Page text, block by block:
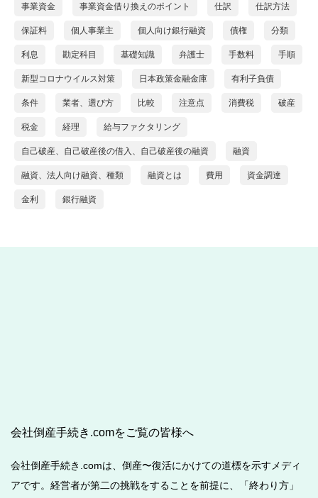
事業資金 事業資金借り換えのポイント 仕訳 仕訳方法
保証料 個人事業主 個人向け銀行融資 債権 分類
利息 勘定科目 基礎知識 弁護士 手数料 手順
新型コロナウイルス対策 日本政策金融金庫 有利子負債
条件 業者、選び方 比較 注意点 消費税 破産
税金 経理 給与ファクタリング
自己破産、自己破産後の借入、自己破産後の融資 融資
融資、法人向け融資、種類 融資とは 費用 資金調達
金利 銀行融資
会社倒産手続き.comをご覧の皆様へ
会社倒産手続き.comは、倒産〜復活にかけての道標を示すメディ
アです。経営者が第二の挑戦をすることを前提に、「終わり方」